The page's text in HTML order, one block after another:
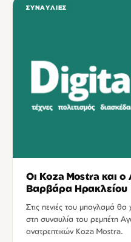
ΣΥΝΑΥΛΊΕΣ
Οι Koza Mostra και
Βαρβάρα Ηρακλείου
Στις πενιές του μπαγλαμά
στη συναυλία του ρεμπέτη
ανατρεπτικών Koza Mostra.